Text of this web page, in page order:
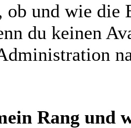
ob und wie die
du keinen
Rang und